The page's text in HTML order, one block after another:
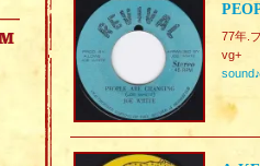
77年.
vg+
sound♪